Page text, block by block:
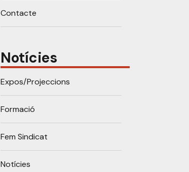
Contacte
Notícies
Expos/Projeccions
Formació
Fem Sindicat
Notícies